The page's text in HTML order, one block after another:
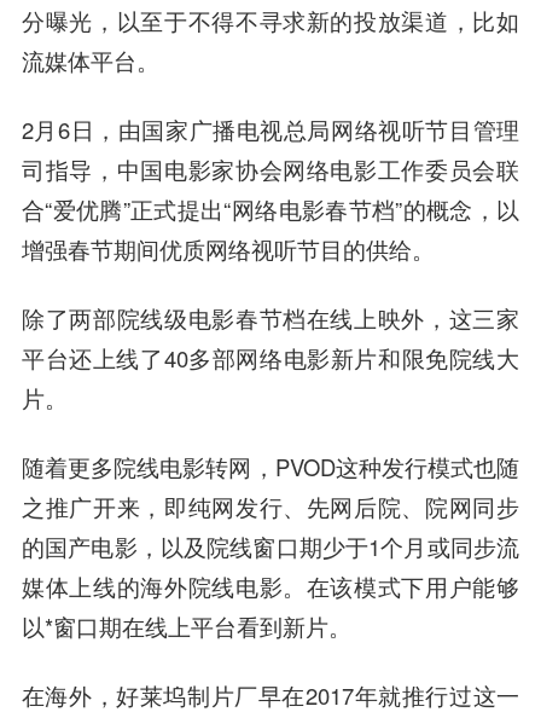
分曝光，以至于不得不寻求新的投放渠道，比如
流媒体平台。
2月6日，由国家广播电视总局网络视听节目管理
司指导，中国电影家协会网络电影工作委员会联
合“爱优腾”正式提出“网络电影春节档”的概念，以
增强春节期间优质网络视听节目的供给。
除了两部院线级电影春节档在线上映外，这三家
平台还上线了40多部网络电影新片和限免院线大
片。
随着更多院线电影转网，PVOD这种发行模式也随
之推广开来，即纯网发行、先网后院、院网同步
的国产电影，以及院线窗口期少于1个月或同步流
媒体上线的海外院线电影。在该模式下用户能够
以*窗口期在线上平台看到新片。
在海外，好莱坞制片厂早在2017年就推行过这一